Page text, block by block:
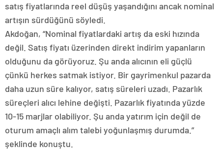
satış fiyatlarında reel düşüş yaşandığını ancak nominal
artışın sürdüğünü söyledi.
Akdoğan, “Nominal fiyatlardaki artış da eski hızında
değil. Satış fiyatı üzerinden direkt indirim yapanların
olduğunu da görüyoruz. Şu anda alıcının eli güçlü
çünkü herkes satmak istiyor. Bir gayrimenkul pazarda
daha uzun süre kalıyor, satış süreleri uzadı. Pazarlık
süreçleri alıcı lehine değişti. Pazarlık fiyatında yüzde
10-15 marjlar olabiliyor. Şu anda yatırım için değil de
oturum amaçlı alım talebi yoğunlaşmış durumda.”
şeklinde konuştu.